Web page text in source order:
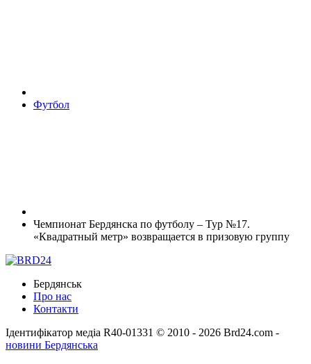
Футбол
Чемпионат Бердянска по футболу – Тур №17.
«Квадратный метр» возвращается в призовую группу
Бердянськ
Про нас
Контакти
Ідентифікатор медіа R40-01331 © 2010 - 2026 Brd24.com -
новини Бердянська